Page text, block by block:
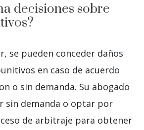
decisiones sobre
se pueden conceder daños
en caso de acuerdo
o sin demanda. Su abogado
sin demanda o optar por
de arbitraje para obtener